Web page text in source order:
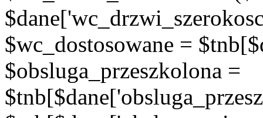
$wc_dostosowane =
$obsluga_przeszkolona =